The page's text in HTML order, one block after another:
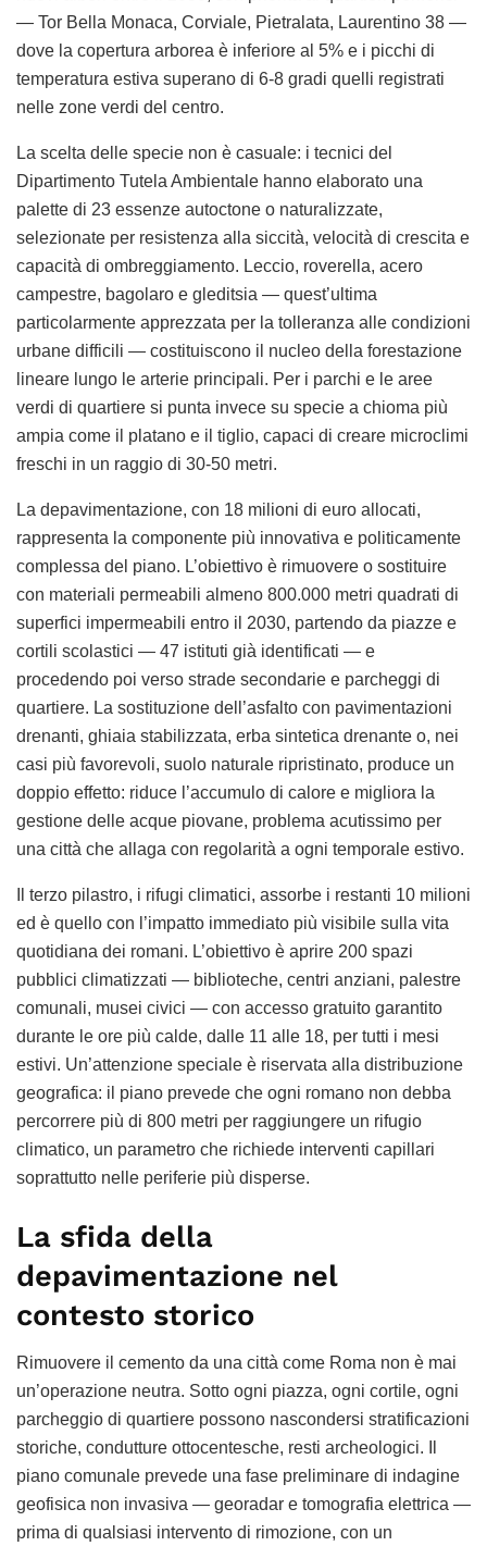
— Tor Bella Monaca, Corviale, Pietralata, Laurentino 38 —
dove la copertura arborea è inferiore al 5% e i picchi di
temperatura estiva superano di 6-8 gradi quelli registrati
nelle zone verdi del centro.
La scelta delle specie non è casuale: i tecnici del
Dipartimento Tutela Ambientale hanno elaborato una
palette di 23 essenze autoctone o naturalizzate,
selezionate per resistenza alla siccità, velocità di crescita e
capacità di ombreggiamento. Leccio, roverella, acero
campestre, bagolaro e gleditsia — quest’ultima
particolarmente apprezzata per la tolleranza alle condizioni
urbane difficili — costituiscono il nucleo della forestazione
lineare lungo le arterie principali. Per i parchi e le aree
verdi di quartiere si punta invece su specie a chioma più
ampia come il platano e il tiglio, capaci di creare microclimi
freschi in un raggio di 30-50 metri.
La depavimentazione, con 18 milioni di euro allocati,
rappresenta la componente più innovativa e politicamente
complessa del piano. L’obiettivo è rimuovere o sostituire
con materiali permeabili almeno 800.000 metri quadrati di
superfici impermeabili entro il 2030, partendo da piazze e
cortili scolastici — 47 istituti già identificati — e
procedendo poi verso strade secondarie e parcheggi di
quartiere. La sostituzione dell’asfalto con pavimentazioni
drenanti, ghiaia stabilizzata, erba sintetica drenante o, nei
casi più favorevoli, suolo naturale ripristinato, produce un
doppio effetto: riduce l’accumulo di calore e migliora la
gestione delle acque piovane, problema acutissimo per
una città che allaga con regolarità a ogni temporale estivo.
Il terzo pilastro, i rifugi climatici, assorbe i restanti 10 milioni
ed è quello con l’impatto immediato più visibile sulla vita
quotidiana dei romani. L’obiettivo è aprire 200 spazi
pubblici climatizzati — biblioteche, centri anziani, palestre
comunali, musei civici — con accesso gratuito garantito
durante le ore più calde, dalle 11 alle 18, per tutti i mesi
estivi. Un’attenzione speciale è riservata alla distribuzione
geografica: il piano prevede che ogni romano non debba
percorrere più di 800 metri per raggiungere un rifugio
climatico, un parametro che richiede interventi capillari
soprattutto nelle periferie più disperse.
La sfida della
depavimentazione nel
contesto storico
Rimuovere il cemento da una città come Roma non è mai
un’operazione neutra. Sotto ogni piazza, ogni cortile, ogni
parcheggio di quartiere possono nascondersi stratificazioni
storiche, condutture ottocentesche, resti archeologici. Il
piano comunale prevede una fase preliminare di indagine
geofisica non invasiva — georadar e tomografia elettrica —
prima di qualsiasi intervento di rimozione, con un